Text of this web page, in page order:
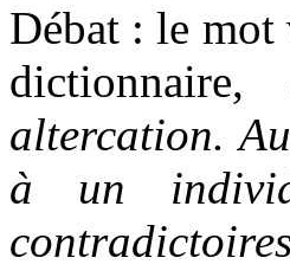
Débat : le mot
altercation.
à un